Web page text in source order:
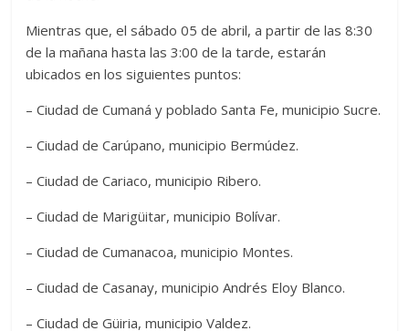
Mientras que, el sábado 05 de abril, a partir de las 8:30
de la mañana hasta las 3:00 de la tarde, estarán
ubicados en los siguientes puntos:
– Ciudad de Cumaná y poblado Santa Fe, municipio Sucre.
– Ciudad de Carúpano, municipio Bermúdez.
– Ciudad de Cariaco, municipio Ribero.
– Ciudad de Marigüitar, municipio Bolívar.
– Ciudad de Cumanacoa, municipio Montes.
– Ciudad de Casanay, municipio Andrés Eloy Blanco.
– Ciudad de Güiria, municipio Valdez.